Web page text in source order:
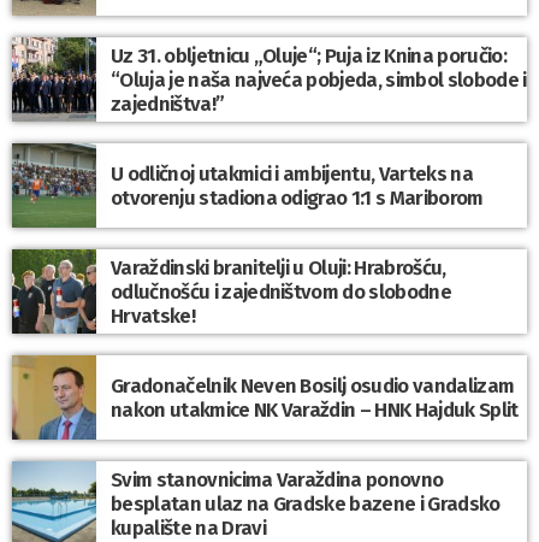
Uz 31. obljetnicu „Oluje“; Puja iz Knina poručio:
“Oluja je naša najveća pobjeda, simbol slobode i
zajedništva!”
U odličnoj utakmici i ambijentu, Varteks na
otvorenju stadiona odigrao 1:1 s Mariborom
Varaždinski branitelji u Oluji: Hrabrošću,
odlučnošću i zajedništvom do slobodne
Hrvatske!
Gradonačelnik Neven Bosilj osudio vandalizam
nakon utakmice NK Varaždin – HNK Hajduk Split
Svim stanovnicima Varaždina ponovno
besplatan ulaz na Gradske bazene i Gradsko
kupalište na Dravi